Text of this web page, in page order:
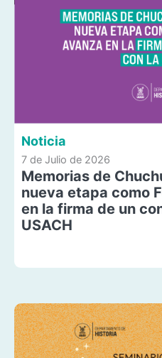
Noticia
7 de Julio de 2026
Memorias de
nueva etapa como
en la firma de un
USACH